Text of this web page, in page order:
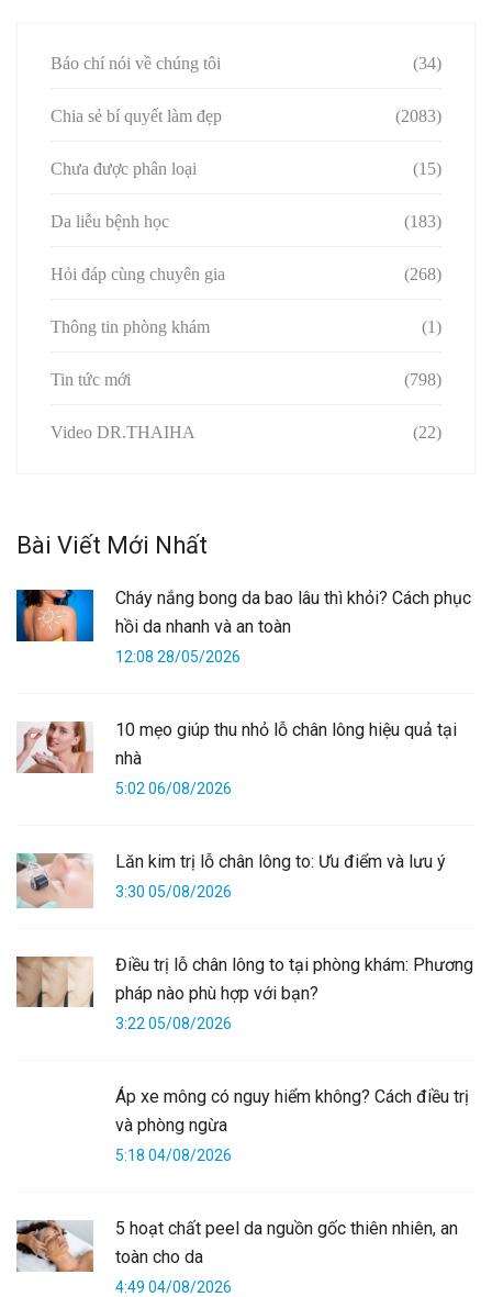
Báo chí nói về chúng tôi (34)
Chia sẻ bí quyết làm đẹp (2083)
Chưa được phân loại (15)
Da liễu bệnh học (183)
Hỏi đáp cùng chuyên gia (268)
Thông tin phòng khám (1)
Tin tức mới (798)
Video DR.THAIHA (22)
Bài Viết Mới Nhất
Cháy nắng bong da bao lâu thì khỏi? Cách phục
hồi da nhanh và an toàn
12:08 28/05/2026
10 mẹo giúp thu nhỏ lỗ chân lông hiệu quả tại
nhà
5:02 06/08/2026
Lăn kim trị lỗ chân lông to: Ưu điểm và lưu ý
3:30 05/08/2026
Điều trị lỗ chân lông to tại phòng khám: Phương
pháp nào phù hợp với bạn?
3:22 05/08/2026
Áp xe mông có nguy hiểm không? Cách điều trị
và phòng ngừa
5:18 04/08/2026
5 hoạt chất peel da nguồn gốc thiên nhiên, an
toàn cho da
4:49 04/08/2026